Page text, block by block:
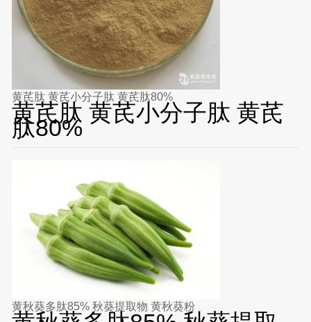
黄芪肽 黄芪小分子肽 黄芪肽80%
黄芪肽 黄芪小分子肽 黄芪
肽80%
黄秋葵多肽85% 秋葵提取物 黄秋葵粉